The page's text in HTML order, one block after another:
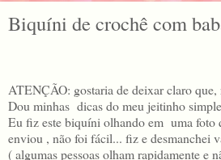
Biquíni de crochê com
ATENÇÃO: gostaria de deixar claro
Dou minhas dicas do meu jeitinho
Eu fiz este biquíni olhando em uma foto
enviou , não foi fácil... fiz e desmanchei
( algumas pessoas olham rapidamente e